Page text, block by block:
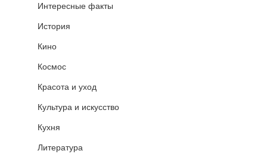
Интересные факты
История
Кино
Космос
Красота и уход
Культура и искусство
Кухня
Литература